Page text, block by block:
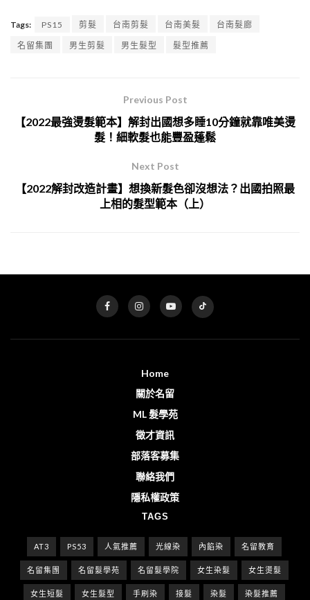
Tags: PS15 剪髮 台南剪髮 台南美髮
台南髮廊
名留集團
男生剪髮 男生髮型 髮型推薦
Previous Post
【2022最強燙髮範本】解封出國想多睡10分鐘就靠唯美燙
髮！細軟髮也能豐盈蓬鬆
Next Post
【2022解封改造計畫】想換新髮色卻沒想法？出國拍照最
上相的髮型範本（上）
Home
關於名留
ML 髮學苑
徵才資訊
部落客募集
聯絡我們
隱私權政策
TAGS
AT3 PS53 人氣推薦 光線染 內餡染 名留教育
名留集團 名留髮學苑 名留髮學院 女生染髮 女生燙髮
女生短髮 女生髮型 手刷染 接髮 染髮 染髮推薦